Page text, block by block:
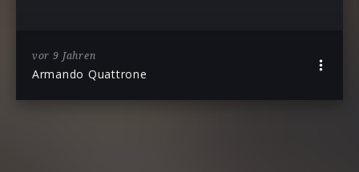
vor 9 Jahren
Armando Quattrone